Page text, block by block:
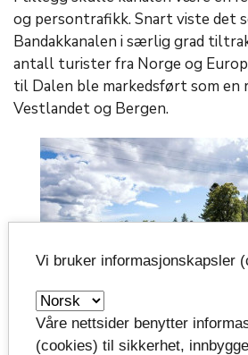
og persontrafikk. Snart viste det
Bandakkanalen i særlig grad
antall turister fra Norge og
til Dalen ble markedsført som en
Vestlandet og Bergen.
Vi bruker informasjonskapsler
Våre nettsider benytter
(cookies) til sikkerhet,